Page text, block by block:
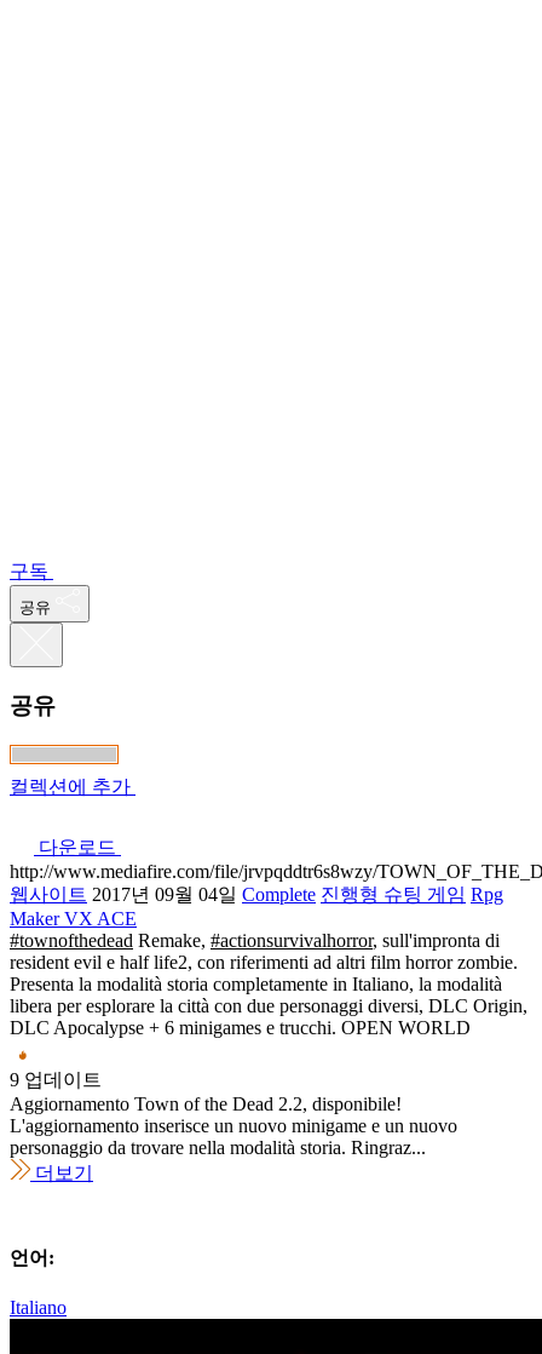
구독
공유
공유
컬렉션에 추가
다운로드
http://www.mediafire.com/file/jrvpqddtr6s8wzy/
웹사이트 2017년 09월 04일 Complete 진행형 슈팅 게임 Rpg
Maker VX ACE
#townofthedead Remake, #actionsurvivalhorror, sull'impronta di
resident evil e half life2, con riferimenti ad altri film horror zombie.
Presenta la modalità storia completamente in Italiano, la modalità
libera per esplorare la città con due personaggi diversi, DLC Origin,
DLC Apocalypse + 6 minigames e trucchi. OPEN WORLD
9 업데이트
Aggiornamento Town of the Dead 2.2, disponibile!
L'aggiornamento inserisce un nuovo minigame e un nuovo
personaggio da trovare nella modalità storia. Ringraz...
더보기
언어:
Italiano